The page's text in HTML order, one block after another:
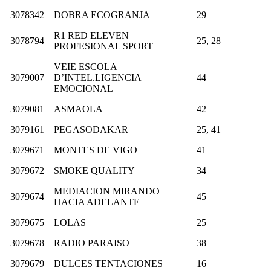
3078342 DOBRA ECOGRANJA 29
3078794
R1 RED ELEVEN
PROFESIONAL SPORT
25, 28
3079007
VEIE ESCOLA
D’INTEL.LIGENCIA
EMOCIONAL
44
3079081 ASMAOLA
42
3079161
PEGASODAKAR
25, 41
3079671
MONTES DE VIGO
41
3079672
SMOKE QUALITY 34
3079674
MEDIACION MIRANDO
HACIA ADELANTE
45
3079675 LOLAS
25
3079678
RADIO PARAISO
38
3079679
DULCES TENTACIONES
16